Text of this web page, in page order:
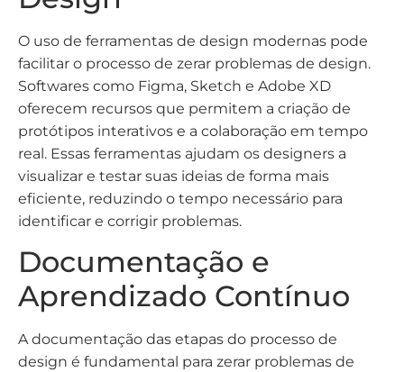
O uso de ferramentas de design modernas pode
facilitar o processo de zerar problemas de design.
Softwares como Figma, Sketch e Adobe XD
oferecem recursos que permitem a criação de
protótipos interativos e a colaboração em tempo
real. Essas ferramentas ajudam os designers a
visualizar e testar suas ideias de forma mais
eficiente, reduzindo o tempo necessário para
identificar e corrigir problemas.
Documentação e
Aprendizado Contínuo
A documentação das etapas do processo de
design é fundamental para zerar problemas de